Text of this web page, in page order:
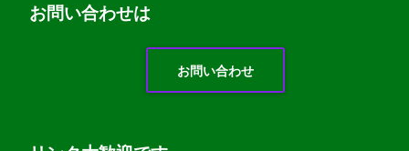
お問い合わせは
お問い合わせ